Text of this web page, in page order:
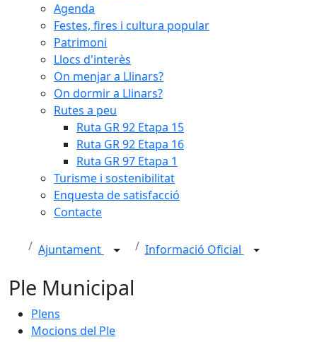
Agenda
Festes, fires i cultura popular
Patrimoni
Llocs d'interès
On menjar a Llinars?
On dormir a Llinars?
Rutes a peu
Ruta GR 92 Etapa 15
Ruta GR 92 Etapa 16
Ruta GR 97 Etapa 1
Turisme i sostenibilitat
Enquesta de satisfacció
Contacte
Ajuntament Informació Oficial
Ple Municipal
Plens
Mocions del Ple